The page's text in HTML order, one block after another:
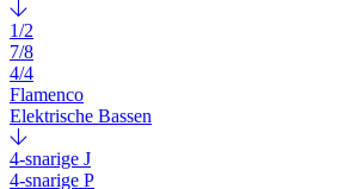
1/2
7/8
4/4
Flamenco
Elektrische Bassen
4-snarige J
4-snarige P